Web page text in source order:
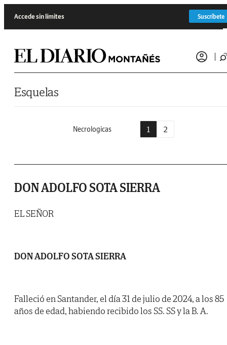
Accede sin límites Suscríbete
Esquelas
Necrologicas 1 2
DON ADOLFO SOTA SIERRA
EL SEÑOR
DON ADOLFO SOTA SIERRA
Falleció en Santander, el día 31 de julio de 2024, a los 85
años de edad, habiendo recibido los SS. SS y la B. A.